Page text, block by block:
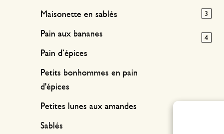
Maisonette en sablés
Pain aux bananes
Pain d’épices
Petits bonhommes en pain
d'épices
Petites lunes aux amandes
Sablés